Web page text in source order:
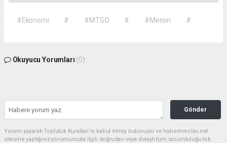
#Ekonomi # #MTSO # #Mersin #
Okuyucu Yorumları (0)
Gönder
Yorum yazarak Topluluk Kuralları’nı kabul etmiş bulunuyor ve habermeclisi.net
sitesine yaptığınız yorumunuzla ilgili doğrudan veya dolaylı tüm sorumluluğu tek